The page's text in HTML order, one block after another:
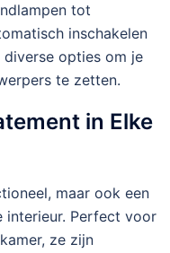
tot
inschakelen
opties om je
te zetten.
in Elke
maar ook een
interieur. Perfect voor
ze zijn